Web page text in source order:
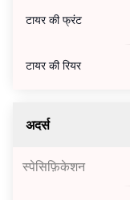
टायर की फ्रंट
टायर की रियर
अदर्स
स्पेसिफ़िकेशन